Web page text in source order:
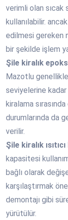
verimli olan sıcak
kullanılabilir.
edilmesi gereken
bir şekilde işlem
Şile kiralık
Mazotlu
seviyelerine
kiralama
durumlarında da
verilir.
Şile kiralık
kapasitesi
bağlı olarak
karşılaştırmak
demontajı gibi
yürütülür.